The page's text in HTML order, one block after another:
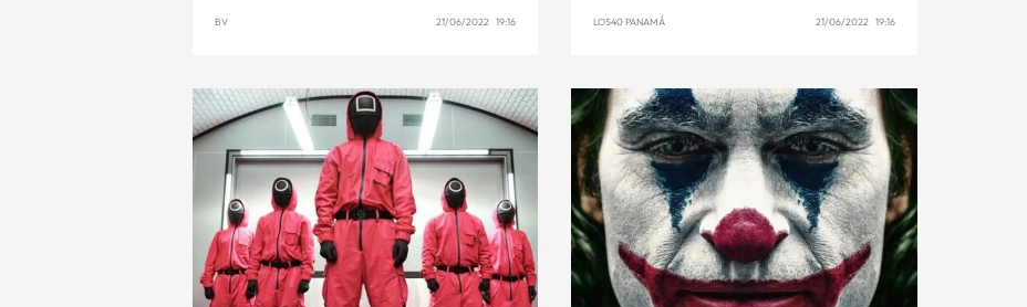
BV 21/06/2022 19:16 LOS40 PANAMÁ 21/06/2022 19:16